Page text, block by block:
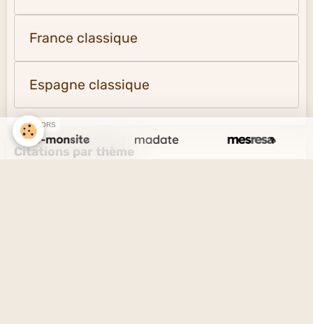
France classique
Espagne classique
Citations par thème
SPONSORS